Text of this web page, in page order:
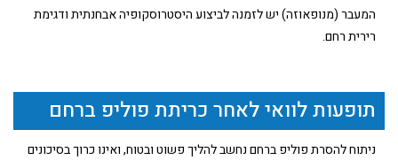
המעבר (מנופאוזה) יש לזמנה לביצוע היסטרוסקופיה אבחנתית ודגימת
רירית רחם.
תופעות לוואי לאחר כריתת פוליפ ברחם
ניתוח להסרת פוליפ ברחם נחשב להליך פשוט ובטוח, ואינו כרוך בסיכונים